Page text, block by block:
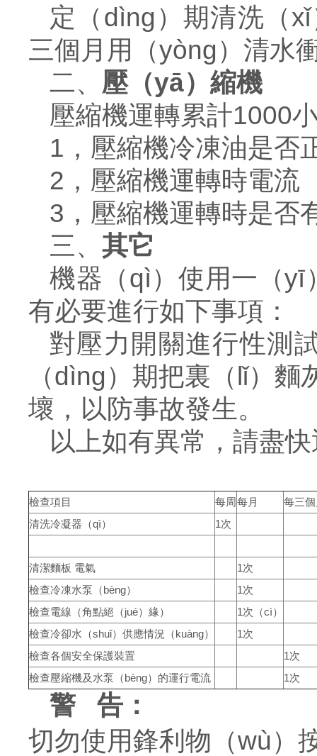
定（dìng）期清洗（
三個月用（yòng）清水
二、 壓（yā）縮機
壓縮機運轉累計1000
1 ，壓縮機冷凍油是否
2 ，壓縮機運轉時電
3 ，壓縮機運轉時是否
三、 其它
機器（qì）使用一（yī
有必要進行如下事項：
對壓力開關進行性測
（dìng）期把裏（lǐ）
壞，以防事故發生。
以上如有異常，請盡
檢查項目 每周每月
每三
清洗冷凝器（qì）
1次
清潔麵板 電氣 1次
檢查冷凍水泵（bèng）
1次
檢查電線（角點絕（jué）緣）
1次（cì）
檢查冷卻水（shuǐ）供應情況（kuàng）
1次
檢查各個安全保護裝置
1次
檢查壓縮機及水泵（bèng）的運行電流
1次
警 告 ：
切勿使用鋒利物（wù）